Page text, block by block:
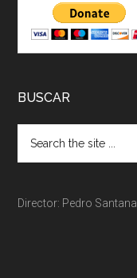
BUSCAR
Director: Pedro Santana